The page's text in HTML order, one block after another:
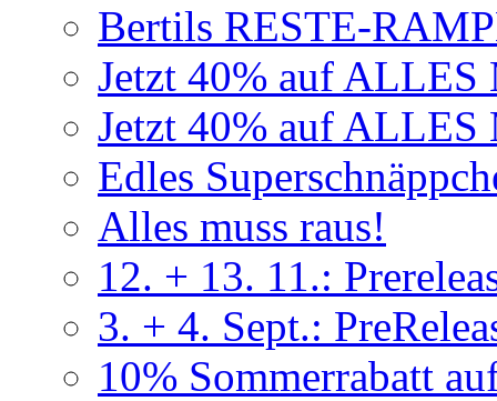
Bertils RESTE-
Jetzt 40% auf
Jetzt 40% auf
Edles
Alles muss raus!
12. + 13. 11.:
3. + 4. Sept.:
10% Sommerrabatt